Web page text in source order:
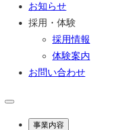
お知らせ
採用・体験
採用情報
体験案内
お問い合わせ
事業内容